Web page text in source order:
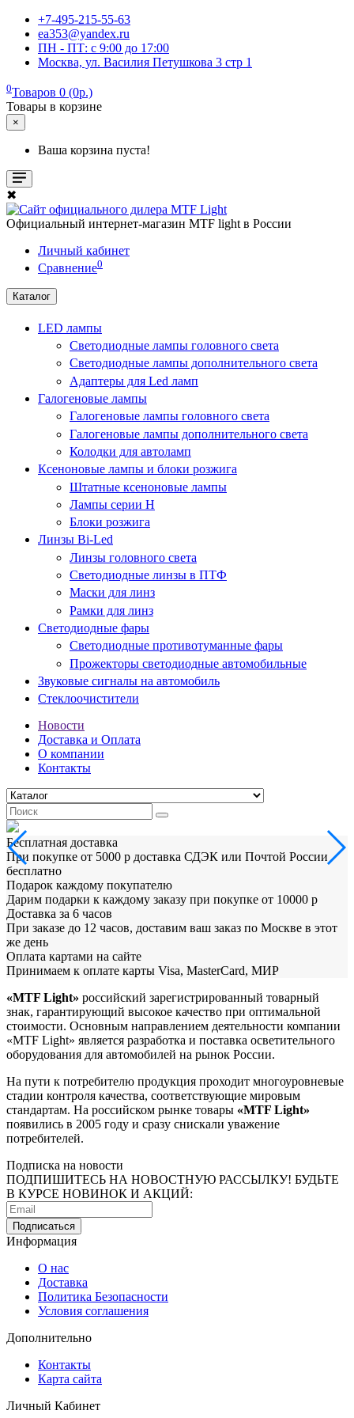
+7-495-215-55-63
ea353@yandex.ru
ПН - ПТ: c 9:00 до 17:00
Москва, ул. Василия Петушкова 3 стр 1
0Товаров 0 (0р.)
Товары в корзине
×
Ваша корзина пуста!
✖
Официальный интернет-магазин MTF light в России
Личный кабинет
Сравнение0
Каталог
LED лампы
Светодиодные лампы головного света
Светодиодные лампы дополнительного света
Адаптеры для Led ламп
Галогеновые лампы
Галогеновые лампы головного света
Галогеновые лампы дополнительного света
Колодки для автоламп
Ксеноновые лампы и блоки розжига
Штатные ксеноновые лампы
Лампы серии Н
Блоки розжига
Линзы Bi-Led
Линзы головного света
Светодиодные линзы в ПТФ
Маски для линз
Рамки для линз
Светодиодные фары
Светодиодные противотуманные фары
Прожекторы светодиодные автомобильные
Звуковые сигналы на автомобиль
Стеклоочистители
Новости
Доставка и Оплата
О компании
Контакты
Бесплатная доставка
При покупке от 5000 р доставка СДЭК или Почтой России
бесплатно
Подарок каждому покупателю
Дарим подарки к каждому заказу при покупке от 10000 р
Доставка за 6 часов
При заказе до 12 часов, доставим ваш заказ по Москве в этот
же день
Оплата картами на сайте
Принимаем к оплате карты Visa, MasterCard, МИР
«MTF Light» российский зарегистрированный товарный
знак, гарантирующий высокое качество при оптимальной
стоимости. Основным направлением деятельности компании
«МTF Light» является разработка и поставка осветительного
оборудования для автомобилей на рынок России.
На пути к потребителю продукция проходит многоуровневые
стадии контроля качества, соответствующие мировым
стандартам. На российском рынке товары «МTF Light»
появились в 2005 году и сразу снискали уважение
потребителей.
Подписка на новости
ПОДПИШИТЕСЬ НА НОВОСТНУЮ РАССЫЛКУ! БУДЬТЕ
В КУРСЕ НОВИНОК И АКЦИЙ:
Информация
О нас
Доставка
Политика Безопасности
Условия соглашения
Дополнительно
Контакты
Карта сайта
Личный Кабинет